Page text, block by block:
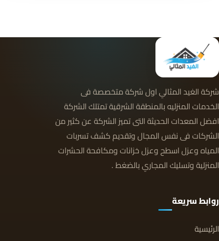
شركة الغيد المثالي اول شركة متخصصة فى
الخدمات المنزليه بالمنطقة الشرقية تمتلك الشركة
افضل المعدات الحديثة التى تميز الشركة عن كثير من
الشركات فى نفس المجال وتقديم كشف تسربات
المياه وعزل اسطح وعزل خزانات ومكافحة الحشرات
المنزلية وتسليك المجاري بالضغط .
روابط سريعة
الرئيسية